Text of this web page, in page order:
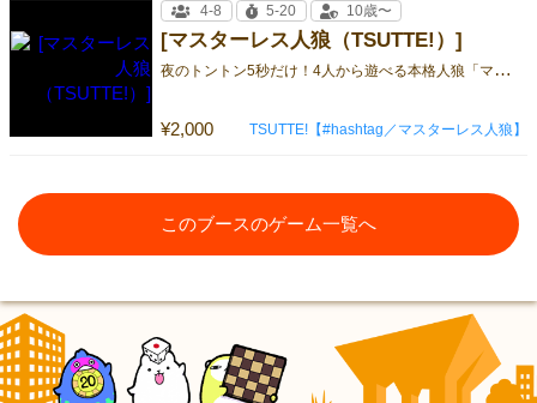
[マスターレス人狼（TSUTTE!）]
夜
のトントン5秒だけ！4人から遊べる本格人狼「マスターレス人狼」
¥2,000
4-8 5-20 10歳〜
TSUTTE!【#hashtag／マスターレス人狼】
このブースのゲーム一覧へ